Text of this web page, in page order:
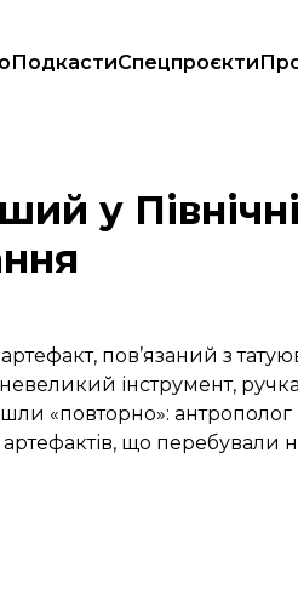
ПодкастиСпецпроєкти
у
пов’язаний з
інструмент,
«повторно»:
що перебували